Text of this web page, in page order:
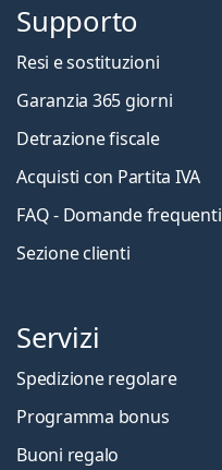
Supporto
Resi e sostituzioni
Garanzia 365 giorni
Detrazione fiscale
Acquisti con Partita IVA
FAQ - Domande frequenti
Sezione clienti
Servizi
Spedizione regolare
Programma bonus
Buoni regalo